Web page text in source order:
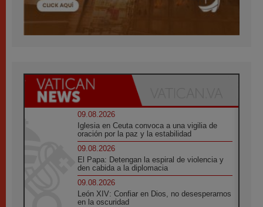
09.08.2026
Iglesia en Ceuta convoca a una vigilia de
oración por la paz y la estabilidad
09.08.2026
El Papa: Detengan la espiral de violencia y
den cabida a la diplomacia
09.08.2026
León XIV: Confiar en Dios, no desesperarnos
en la oscuridad